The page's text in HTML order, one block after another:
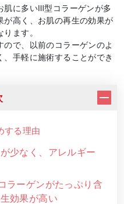
肌に多いⅢ型コラーゲンが多
が高く、お肌の再生の効果が
ます。
で、以前のコラーゲンのよ
手軽に施術することができ
する理由
少なく、アレルギー
ラーゲンがたっぷり含
効果が高い